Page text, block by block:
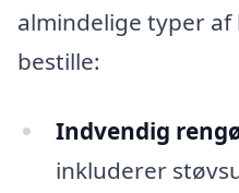
almindelige typer
bestille:
Indvendig
inkluderer